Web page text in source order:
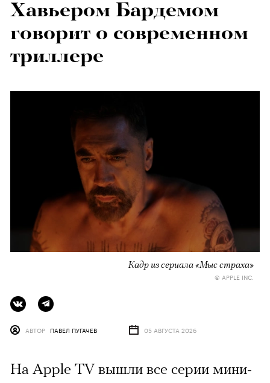
Хавьером Бардемом
говорит о современном
триллере
Кадр из сериала «Мыс страха»
© APPLE INC.
АВТОР ПАВЕЛ ПУГАЧЕВ 05 АВГУСТА 2026
На Apple TV вышли все серии мини-